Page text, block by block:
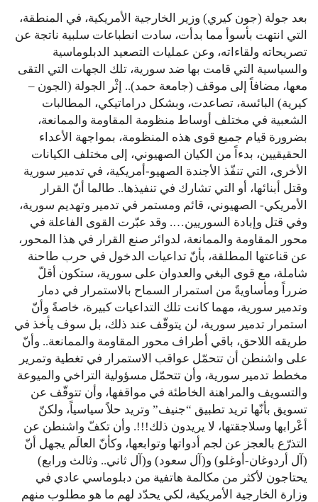
بعد جولة (جون كيري) وزير الخارجية الأمريكية، في المنطقة،
التي انتهت بأسوأ مما بدأت، سادت انطباعات سلبية ناتجة عن
تصريحاته ولقاءاته، وعن عمليات التصعيد الدبلوماسية
والسياسية التي قامت بها ضد سورية، تلك الجهات التي التقى
معها، مضافاً إلى موقف (جامعة حمد).. إثْر الجولة (الجون –
كيرية) البائسة، تصاعدت، وبشكل دراماتيكي، المطالبات
الشعبية في مختلف أوساط منظومة المقاومة والممانعة،
بضرورة قيام جميع قوى هذه المنظومة، بمواجهة الأعداء
الحقيقيين، بدءاً من الكيان الصهيوني، إلى مختلف الكيانات
الأخرى، التي تنفّذ الأجندة الصهيو-أمريكية، في تدمير سورية
وقتل أبنائها، أو التي تشارك في تنفيذها.. طالما أنّ القرار
الأمريكي- الصهيوني، قائم ومستمر في تدمير وتهديم سورية،
وفي قتل وإبادة السوريين…. وقد عبّرت القوى الفاعلة في
محور المقاومة والممانعة، لدوائر صنع القرار في هذا المحور،
عن قناعتها المطلقة، بأنّ تداعيات الدخول في حرب طاحنة
شاملة، مع قوى البغي والعدوان على سورية، ستكون أقلّ
ضرراً ومأساويةً من استمرار السماح بالاستمرار في دمار
وتدمير سورية، مهما كانت تلك التداعيات كبيرة، خاصةً وأنّ
استمرار تدمير سورية، لن يتوقّف عند ذلك، بل سوف يأخذ في
طريقه اللاحق، باقي أطراف محور المقاومة والممانعة.. وأنّ
على واشنطن أن تتحمّل عواقب الاستمرار في تغطية وتمرير
مخطط تدمير سورية، وأن تتحمّل مسؤولية التراخي والميوعة
والتسويف والمراهنة الخاطئة في مواقفها، وأن تتوقّف عن
تسويق بأنّها تريد تطبيق “جنيف” وتريد حلاً سياسياً، ولكنّ
أعْرابها وسلاجقتها، لا يريدون ذلك!!!. وأن تكفّ واشنطن عن
التذرّع بالعجز عن لجم أدواتها وتوابعها، وكأنّ العالَم يجهل أنّ
(آل أردوغان-أوغلو) و(آل سعود) و(آل ثاني.. وثالث ورابع)
يحتاجون لأكثر من مكالمة هاتفية من دبلوماسي عادي في
وزارة الخارجية الأمريكية، لكي يحدّد لهم ما هو مطلوب منهم